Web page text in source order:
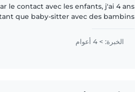
le contact avec les enfants, j'ai 4 ans
que baby-sitter avec des bambins
الخبرة: > 4 أعوام